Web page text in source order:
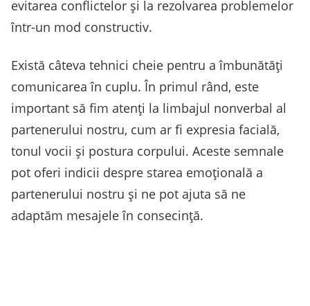
evitarea conflictelor și la rezolvarea problemelor
într-un mod constructiv.
Există câteva tehnici cheie pentru a îmbunătăți
comunicarea în cuplu. În primul rând, este
important să fim atenți la limbajul nonverbal al
partenerului nostru, cum ar fi expresia facială,
tonul vocii și postura corpului. Aceste semnale
pot oferi indicii despre starea emoțională a
partenerului nostru și ne pot ajuta să ne
adaptăm mesajele în consecință.